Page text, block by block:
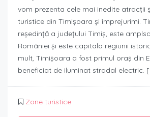
vom prezenta cele mai inedite atracții
turistice din Timișoara și împrejurimi.
reședință a județului Timiș, este
României și este capitala regiunii
mult, Timișoara a fost primul oraș din
beneficiat de iluminat stradal electric.
Zone turistice